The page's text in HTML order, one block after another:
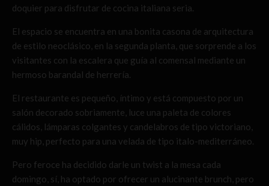
doquier para disfrutar de cocina italiana seria.
El espacio se encuentra en una bonita casona de arquitectura
de estilo neoclásico, en la segunda planta, que sorprende a los
visitantes con la escalera que guía al comensal mediante un
hermoso barandal de herrería.
El restaurante es pequeño, íntimo y está compuesto por un
salón decorado sobriamente, luce una paleta de colores
cálidos, lámparas colgantes y candelabros de tipo victoriano,
muy hip, perfecto para una velada de tipo italo-mediterráneo.
Pero feroce ha decidido darle un twist a la mesa cada
domingo, sí, ha optado por ofrecer un alucinante brunch, pero